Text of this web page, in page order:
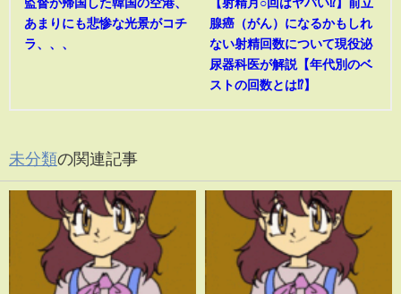
あまりにも悲惨な光景がコチ
ラ、、、
腺癌（がん）になるかもしれ
ない射精回数について現役泌
尿器科医が解説【年代別のベ
ストの回数とは⁉︎】
未分類の関連記事